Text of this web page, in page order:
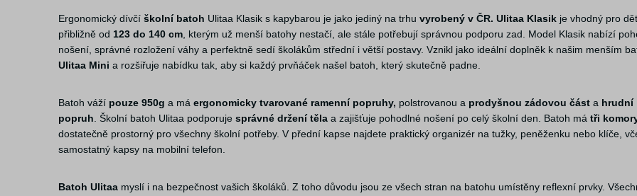
Ergonomický dívčí školní batoh Ulitaa Klasik s kapybarou je jako jediný na trhu vyrobený v ČR. Ulitaa Klasik je vhodný pro
přibližně od 123 do 140 cm , kterým už menší batohy nestačí, ale stále potřebují správnou podporu zad. Model Klasik nabízí
nošení, správné rozložení váhy a perfektně sedí školákům střední i větší postavy. Vznikl jako ideální doplněk k našim menším
Ulitaa Mini a rozšiřuje nabídku tak, aby si každý prvňáček našel batoh, který skutečně padne.
Batoh váží pouze 950g a má ergonomicky tvarované ramenní popruhy, polstrovanou a prodyšnou zádovou část a hrudní
popruh . Školní batoh Ulitaa podporuje správné držení těla a zajišťuje pohodlné nošení po celý školní den. Batoh má tři
dostatečně prostorný pro všechny školní potřeby. V přední kapse najdete praktický organizér na tužky, peněženku nebo klíče,
samostatný kapsy na mobilní telefon.
Batoh Ulitaa myslí i na bezpečnost vašich školáků. Z toho důvodu jsou ze všech stran na batohu umístěny reflexní prvky.